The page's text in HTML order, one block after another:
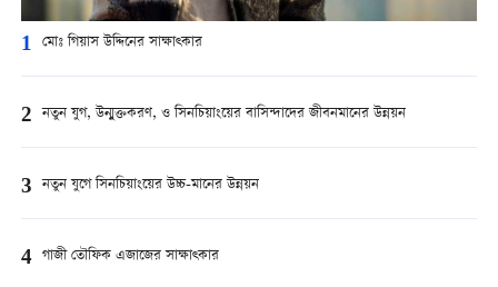
1 মোঃ গিয়াস উদ্দিনের সাক্ষাত্কার
2 নতুন যুগ, উন্মুক্তকরণ, ও সিনচিয়াংয়ের বাসিন্দাদের জীবনমানের উন্নয়ন
3 নতুন যুগে সিনচিয়াংয়ের উচ্চ-মানের উন্নয়ন
4 গাজী তৌফিক এজাজের সাক্ষাত্কার